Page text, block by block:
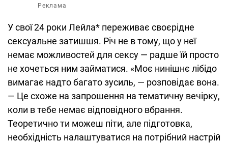
Реклама
У свої 24 роки Лейла* переживає своєрідне
сексуальне затишшя. Річ не в тому, що у неї
немає можливостей для сексу — радше їй просто
не хочеться ним займатися. «Моє нинішнє лібідо
вимагає надто багато зусиль, — розповідає вона.
— Це схоже на запрошення на тематичну вечірку,
коли в тебе немає відповідного вбрання.
Теоретично ти можеш піти, але підготовка,
необхідність налаштуватися на потрібний настрій